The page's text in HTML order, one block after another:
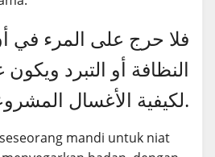
فلا حرج على المرء في
النظافة أو التبرد
لكيفية الأغسال المشروعة للتعبد.
mandi untuk niat